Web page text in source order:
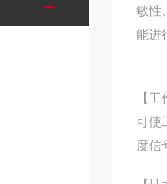
敏性
能进
【
可使
度信